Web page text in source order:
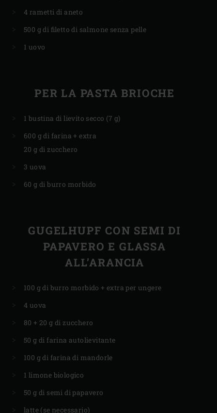
4 rametti di aneto
500 g di filetto di salmone senza pelle
1 uovo
PER LA PASTA BRIOCHE
1 bustina di lievito secco (7 g)
600 g di farina + extra
20 g di zucchero
3 uova
60 g di burro morbido
GUGELHUPF CON SEMI DI
PAPAVERO E GLASSA
ALL’ARANCIA
100 g di burro morbido + extra per ungere
4 uova
80 + 20 g di zucchero
50 g di farina autolievitante
100 g di farina di mandorle
1 limone biologico
50 g di semi di papavero
latte (se necessario)